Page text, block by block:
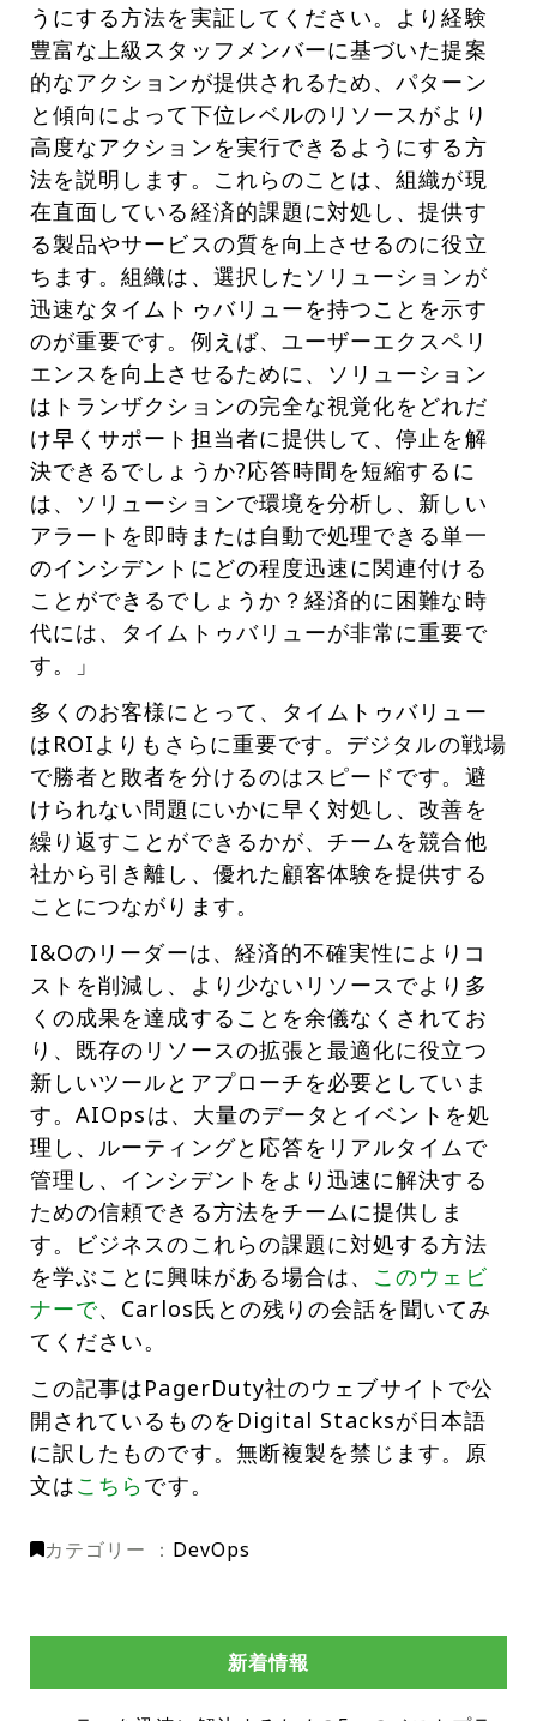
うにする方法を実証してください。より経験
豊富な上級スタッフメンバーに基づいた提案
的なアクションが提供されるため、パターン
と傾向によって下位レベルのリソースがより
高度なアクションを実行できるようにする方
法を説明します。これらのことは、組織が現
在直面している経済的課題に対処し、提供す
る製品やサービスの質を向上させるのに役立
ちます。組織は、選択したソリューションが
迅速なタイムトゥバリューを持つことを示す
のが重要です。例えば、ユーザーエクスペリ
エンスを向上させるために、ソリューション
はトランザクションの完全な視覚化をどれだ
け早くサポート担当者に提供して、停止を解
決できるでしょうか?応答時間を短縮するに
は、ソリューションで環境を分析し、新しい
アラートを即時または自動で処理できる単一
のインシデントにどの程度迅速に関連付ける
ことができるでしょうか？経済的に困難な時
代には、タイムトゥバリューが非常に重要で
す。」
多くのお客様にとって、タイムトゥバリュー
はROIよりもさらに重要です。デジタルの戦場
で勝者と敗者を分けるのはスピードです。避
けられない問題にいかに早く対処し、改善を
繰り返すことができるかが、チームを競合他
社から引き離し、優れた顧客体験を提供する
ことにつながります。
I&Oのリーダーは、経済的不確実性によりコ
ストを削減し、より少ないリソースでより多
くの成果を達成することを余儀なくされてお
り、既存のリソースの拡張と最適化に役立つ
新しいツールとアプローチを必要としていま
す。AIOpsは、大量のデータとイベントを処
理し、ルーティングと応答をリアルタイムで
管理し、インシデントをより迅速に解決する
ための信頼できる方法をチームに提供しま
す。ビジネスのこれらの課題に対処する方法
を学ぶことに興味がある場合は、 このウェビ
ナーで、Carlos氏との残りの会話を聞いてみ
てください。
この記事はPagerDuty社のウェブサイトで公
開されているものをDigital Stacksが日本語
に訳したものです。無断複製を禁じます。原
文はこちらです。
カテゴリー ： DevOps
新着情報